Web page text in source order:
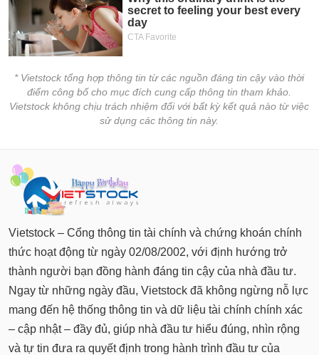
* Vietstock tổng hợp thông tin từ các nguồn đáng tin cậy vào thời
điểm công bố cho mục đích cung cấp thông tin tham khảo.
Vietstock không chịu trách nhiệm đối với bất kỳ kết quả nào từ việc
sử dụng các thông tin này.
Vietstock – Cổng thông tin tài chính và chứng khoán chính
thức hoạt động từ ngày 02/08/2002, với định hướng trở
thành người bạn đồng hành đáng tin cậy của nhà đầu tư.
Ngay từ những ngày đầu, Vietstock đã không ngừng nỗ lực
mang đến hệ thống thông tin và dữ liệu tài chính chính xác
– cập nhật – đầy đủ, giúp nhà đầu tư hiểu đúng, nhìn rộng
và tự tin đưa ra quyết định trong hành trình đầu tư của